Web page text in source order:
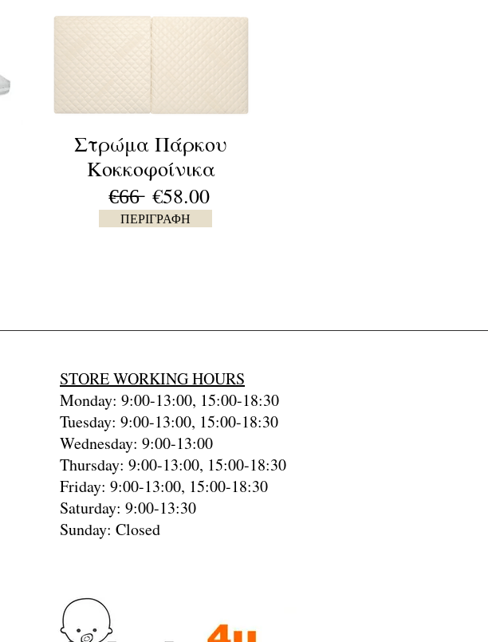
Στρώμα Πάρκου
Κοκκοφοίνικα
€̶6̶6̶ €58.00
ΠΕΡΙΓΡΑΦΗ
STORE WORKING HOURS
Monday: 9:00-13:00, 15:00-18:30
Tuesday: 9:00-13:00, 15:00-18:30
Wednesday: 9:00-13:00
Thursday: 9:00-13:00, 15:00-18:30
Friday: 9:00-13:00, 15:00-18:30
Saturday: 9:00-13:30
Sunday: Closed